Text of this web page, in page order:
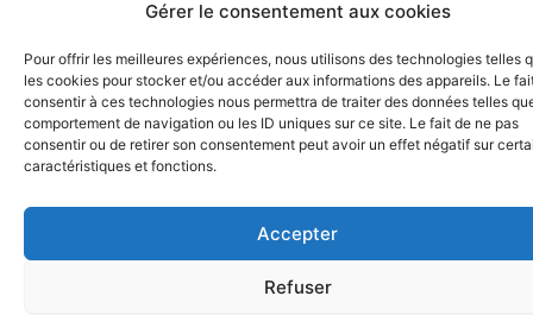
Gérer le consentement aux cookies
Pour offrir les meilleures expériences, nous utilisons des technologies telles
les cookies pour stocker et/ou accéder aux informations des appareils. Le
consentir à ces technologies nous permettra de traiter des données telles
comportement de navigation ou les ID uniques sur ce site. Le fait de ne pas
consentir ou de retirer son consentement peut avoir un effet négatif sur
caractéristiques et fonctions.
Accepter
Refuser
Comme souvent une journée maritime commence par l’étude de la
ayant décidé de s’inviter dans cette rencontre entre le club
nautique et l’association pour la réinsertion FRAT (« Faire route
avec toi »). L’ensemble des skippers décide donc d’appareiller
rapidement, pour profiter de conditions maniables avant le
renforcement du vent prévu en milieu de journée. Ce sont au total
en parcours d’insertion. L’organisation est bien huilée, les vestes